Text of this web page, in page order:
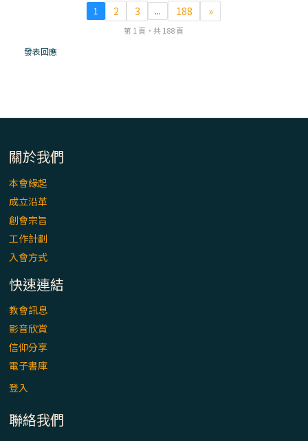
(4)黃敏正主教帶你做【將臨期避靜】—匝凱
「想看」耶穌，耶穌「走近」匝凱
(2)黃敏正主教帶你做【將臨期避靜】—
1 2 3 ... 188 »
第 1 頁，共 188 頁
發表回應
關於我們
本會緣起
成立沿革
創會宗旨
工作計劃
入會方式
快速連結
教會訊息
影音欣賞
信仰分享
電子書庫
登入
聯絡我們